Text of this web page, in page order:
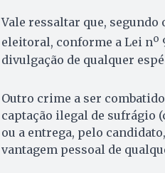
Vale ressaltar que, segundo
eleitoral, conforme a Lei no
divulgação de qualquer
Outro crime a ser
captação ilegal de sufrágio
ou a entrega, pelo
vantagem pessoal de